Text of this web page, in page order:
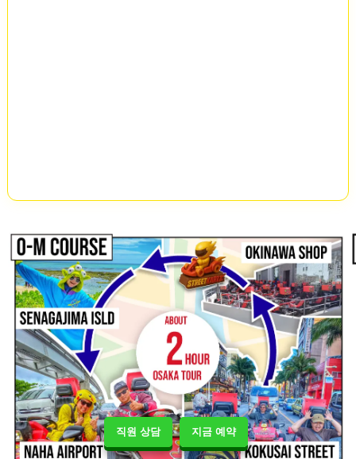
직원 상담 지금 예약